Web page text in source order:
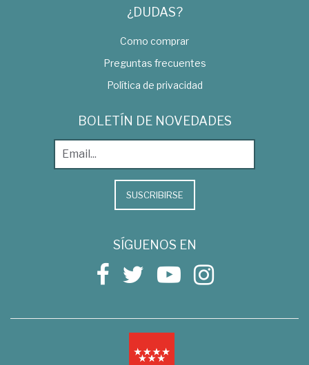
¿DUDAS?
Como comprar
Preguntas frecuentes
Política de privacidad
BOLETÍN DE NOVEDADES
SUSCRIBIRSE
SÍGUENOS EN